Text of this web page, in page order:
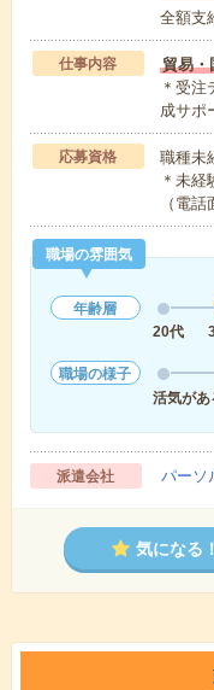
全額支
仕事内容
貿易・
＊受
成サポ
応募資格
職種未
＊未
（電
職場の雰囲気
年齢層
20代
職場の様子
活気があ
派遣会社 パーソ
気になる！